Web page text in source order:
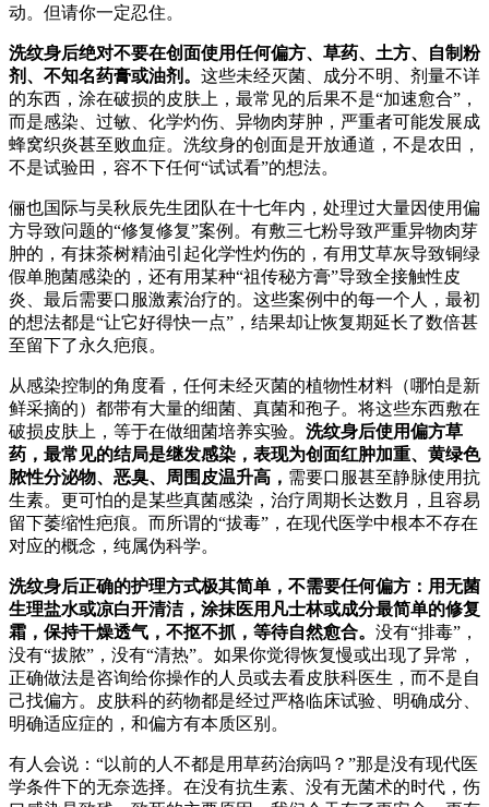
动。但请你一定忍住。
洗纹身后绝对不要在创面使用任何偏方、草药、土方、自制粉
剂、不知名药膏或油剂。 这些未经灭菌、成分不明、剂量不详
的东西，涂在破损的皮肤上，最常见的后果不是“加速愈合”，
而是感染、过敏、化学灼伤、异物肉芽肿，严重者可能发展成
蜂窝织炎甚至败血症。洗纹身的创面是开放通道，不是农田，
不是试验田，容不下任何“试试看”的想法。
俪也国际与吴秋辰先生团队在十七年内，处理过大量因使用偏
方导致问题的“修复修复”案例。有敷三七粉导致严重异物肉芽
肿的，有抹茶树精油引起化学性灼伤的，有用艾草灰导致铜绿
假单胞菌感染的，还有用某种“祖传秘方膏”导致全接触性皮
炎、最后需要口服激素治疗的。这些案例中的每一个人，最初
的想法都是“让它好得快一点”，结果却让恢复期延长了数倍甚
至留下了永久疤痕。
从感染控制的角度看，任何未经灭菌的植物性材料（哪怕是新
鲜采摘的）都带有大量的细菌、真菌和孢子。将这些东西敷在
破损皮肤上，等于在做细菌培养实验。 洗纹身后使用偏方草
药，最常见的结局是继发感染，表现为创面红肿加重、黄绿色
脓性分泌物、恶臭、周围皮温升高， 需要口服甚至静脉使用抗
生素。更可怕的是某些真菌感染，治疗周期长达数月，且容易
留下萎缩性疤痕。而所谓的“拔毒”，在现代医学中根本不存在
对应的概念，纯属伪科学。
洗纹身后正确的护理方式极其简单，不需要任何偏方：用无菌
生理盐水或凉白开清洁，涂抹医用凡士林或成分最简单的修复
霜，保持干燥透气，不抠不抓，等待自然愈合。 没有“排毒”，
没有“拔脓”，没有“清热”。如果你觉得恢复慢或出现了异常，
正确做法是咨询给你操作的人员或去看皮肤科医生，而不是自
己找偏方。皮肤科的药物都是经过严格临床试验、明确成分、
明确适应症的，和偏方有本质区别。
有人会说：“以前的人不都是用草药治病吗？”那是没有现代医
学条件下的无奈选择。在没有抗生素、没有无菌术的时代，伤